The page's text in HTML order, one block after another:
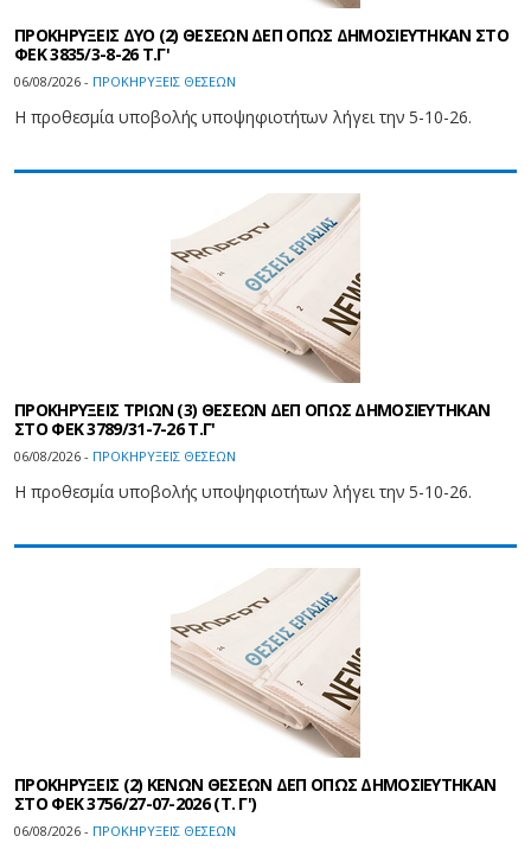
ΠΡΟΚΗΡΥΞΕΙΣ ΔΥΟ (2) ΘΕΣΕΩΝ ΔΕΠ ΟΠΩΣ ΔΗΜΟΣΙΕΥΤΗΚΑΝ ΣΤΟ
ΦEK 3835/3-8-26 Τ.Γ'
06/08/2026 - ΠΡΟΚΗΡΥΞΕΙΣ ΘΕΣΕΩΝ
Η προθεσμία υποβολής υποψηφιοτήτων λήγει την 5-10-26.
ΠΡΟΚΗΡΥΞΕΙΣ ΤΡΙΩΝ (3) ΘΕΣΕΩΝ ΔΕΠ ΟΠΩΣ ΔΗΜΟΣΙΕΥΤΗΚΑΝ
ΣΤΟ ΦEK 3789/31-7-26 Τ.Γ'
06/08/2026 - ΠΡΟΚΗΡΥΞΕΙΣ ΘΕΣΕΩΝ
Η προθεσμία υποβολής υποψηφιοτήτων λήγει την 5-10-26.
ΠΡΟΚΗΡΥΞΕΙΣ (2) ΚΕΝΩΝ ΘΕΣΕΩΝ ΔΕΠ ΟΠΩΣ ΔΗΜΟΣΙΕΥΤΗΚΑΝ
ΣΤΟ ΦEK 3756/27-07-2026 (Τ. Γ')
06/08/2026 - ΠΡΟΚΗΡΥΞΕΙΣ ΘΕΣΕΩΝ